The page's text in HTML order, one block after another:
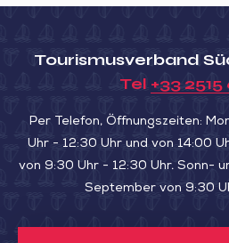
Tourismusverband
Tel +33
Per Telefon, Öffnungszeiten:
Uhr - 12:30 Uhr und von 14:00
von 9:30 Uhr - 12:30 Uhr. Sonn-
September von 9:30